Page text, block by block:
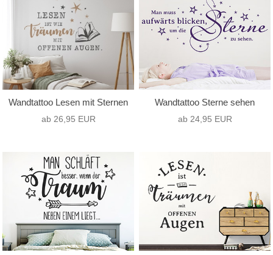
Wandtattoo Lesen mit Sternen
ab 26,95 EUR
Wandtattoo Sterne sehen
ab 24,95 EUR